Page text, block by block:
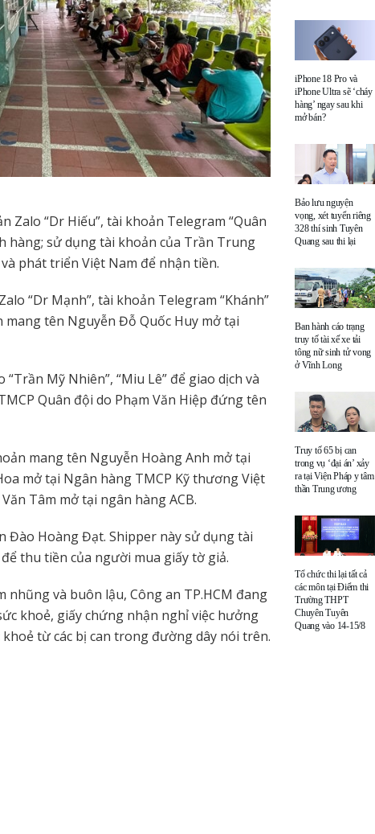
Zalo “Dr Hiếu”, tài khoản Telegram “Quân
hàng; sử dụng tài khoản của Trần Trung
phát triển Việt Nam để nhận tiền.
“Dr Mạnh”, tài khoản Telegram “Khánh”
tên Nguyễn Đỗ Quốc Huy mở tại
Mỹ Nhiên”, “Miu Lê” để giao dịch và
Quân đội do Phạm Văn Hiệp đứng tên
mang tên Nguyễn Hoàng Anh mở tại
mở tại Ngân hàng TMCP Kỹ thương Việt
Tâm mở tại ngân hàng ACB.
Đào Hoàng Đạt. Shipper này sử dụng tài
thu tiền của người mua giấy tờ giả.
nhũng và buôn lậu, Công an TP.HCM đang
khoẻ, giấy chứng nhận nghỉ việc hưởng
từ các bị can trong đường dây nói trên.
iPhone 18 Pro và
iPhone Ultra sẽ ‘cháy
hàng’ ngay sau khi
mở bán?
Bảo lưu nguyện
vọng, xét tuyển riêng
328 thí sinh Tuyên
Quang sau thi lại
Ban hành cáo trạng
truy tố tài xế xe tải
tông nữ sinh tử vong
ở Vĩnh Long
Truy tố 65 bị can
trong vụ ‘đại án’ xảy
ra tại Viện Pháp y tâm
thần Trung ương
Tổ chức thi lại tất cả
các môn tại Điểm thi
Trường THPT
Chuyên Tuyên
Quang vào 14-15/8